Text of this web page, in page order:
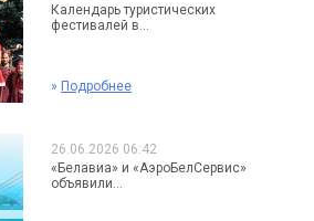
Календарь туристических
фестивалей в...
» Подробнее
26.06.2026 06:42
«Белавиа» и «АэроБелСервис»
объявили...